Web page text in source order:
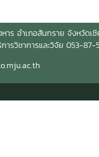
ร อำเภอสันทราย จังหวัดเ
รวิชาการและวิจัย 053-87-